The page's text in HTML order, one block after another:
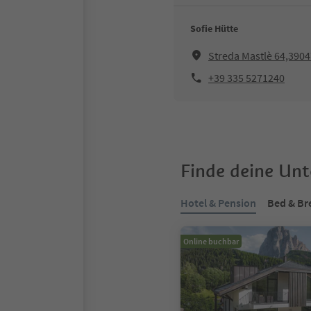
Sofie Hütte
Streda Mastlè
+39 335 5271240
Finde deine
Hotel & Pension Bed &
Online buchbar